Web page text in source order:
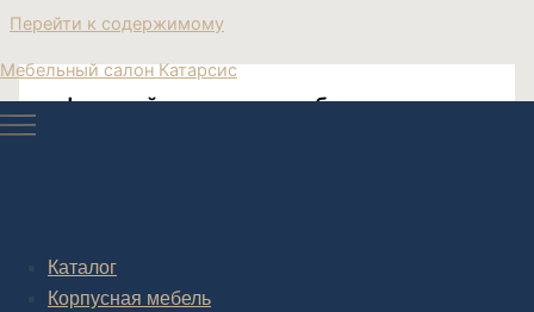
Перейти к содержимому
Мебельный салон Катарсис
Каталог
Корпусная мебель
лофт дизайн интернет мебель